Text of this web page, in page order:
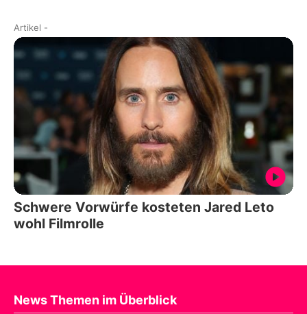
Artikel -
Schwere Vorwürfe kosteten Jared Leto
wohl Filmrolle
News Themen im Überblick